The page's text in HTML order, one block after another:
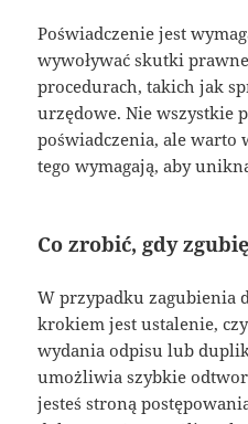
Poświadczenie jest
wywoływać skutki
procedurach, takich jak
urzędowe. Nie wszystkie
poświadczenia, ale warto
tego wymagają, aby
Co zrobić, gdy
W przypadku zagubienia
krokiem jest ustalenie,
wydania odpisu lub
umożliwia szybkie
jesteś stroną